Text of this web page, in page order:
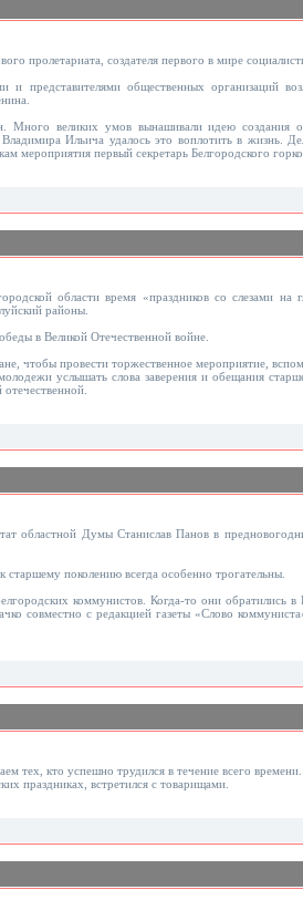
пролетариата, создателя первого в мире
и представителями общественных организаций
великих умов вынашивали идею создания
Ильича удалось это воплотить в жизнь.
мероприятия первый секретарь Белгородского
области время «праздников со слезами на
районы.
в Великой Отечественной войне.
чтобы провести торжественное мероприятие,
услышать слова заверения и обещания
областной Думы Станислав Панов в
поколению всегда особенно трогательны.
коммунистов. Когда-то они
совместно с редакцией газеты «Слово
тех, кто успешно трудился в течение всего
праздниках, встретился с товарищами.